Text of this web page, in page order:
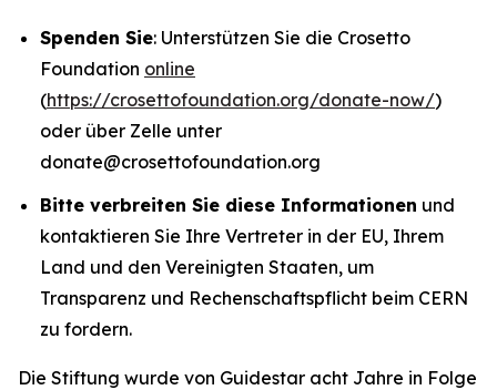
Spenden Sie: Unterstützen Sie die Crosetto
Foundation online
(https://crosettofoundation.org/donate-now/)
oder über Zelle unter
donate@crosettofoundation.org
Bitte verbreiten Sie diese Informationen und
kontaktieren Sie Ihre Vertreter in der EU, Ihrem
Land und den Vereinigten Staaten, um
Transparenz und Rechenschaftspflicht beim CERN
zu fordern.
Die Stiftung wurde von Guidestar acht Jahre in Folge